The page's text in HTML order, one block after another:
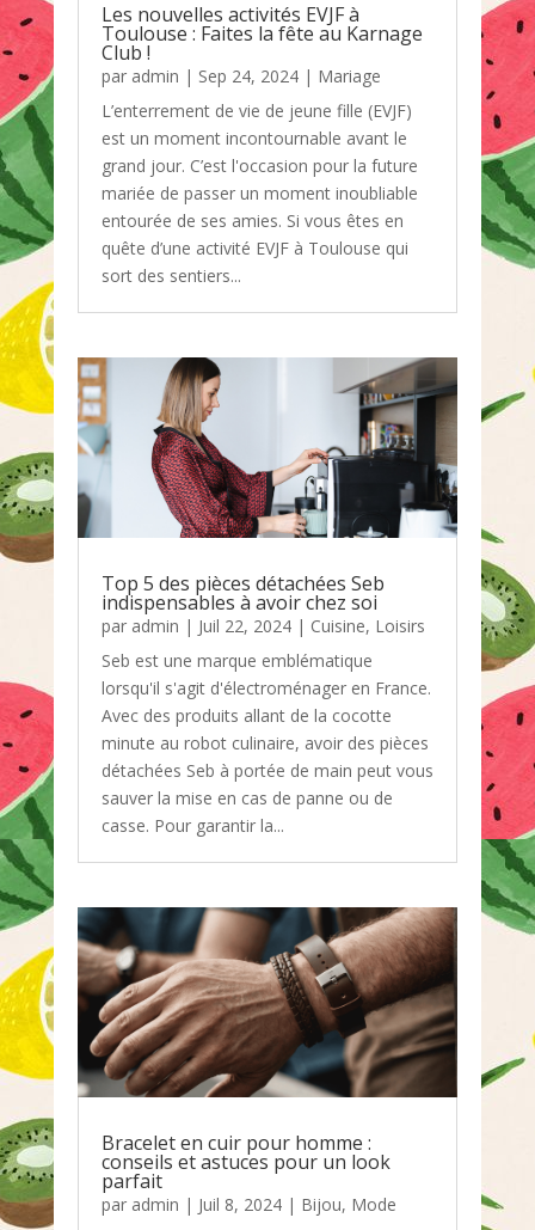
Les nouvelles activités EVJF à
Toulouse : Faites la fête au Karnage
Club !
par admin | Sep 24, 2024| Mariage
L’enterrement de vie de jeune fille (EVJF)
est un moment incontournable avant le
grand jour. C’est l'occasion pour la future
mariée de passer un moment inoubliable
entourée de ses amies. Si vous êtes en
quête d’une activité EVJF à Toulouse qui
sort des sentiers...
Top 5 des pièces détachées Seb
indispensables à avoir chez soi
par admin | Juil 22, 2024| Cuisine, Loisirs
Seb est une marque emblématique
lorsqu'il s'agit d'électroménager en France.
Avec des produits allant de la cocotte
minute au robot culinaire, avoir des pièces
détachées Seb à portée de main peut vous
sauver la mise en cas de panne ou de
casse. Pour garantir la...
Bracelet en cuir pour homme :
conseils et astuces pour un look
parfait
par admin | Juil 8, 2024| Bijou, Mode